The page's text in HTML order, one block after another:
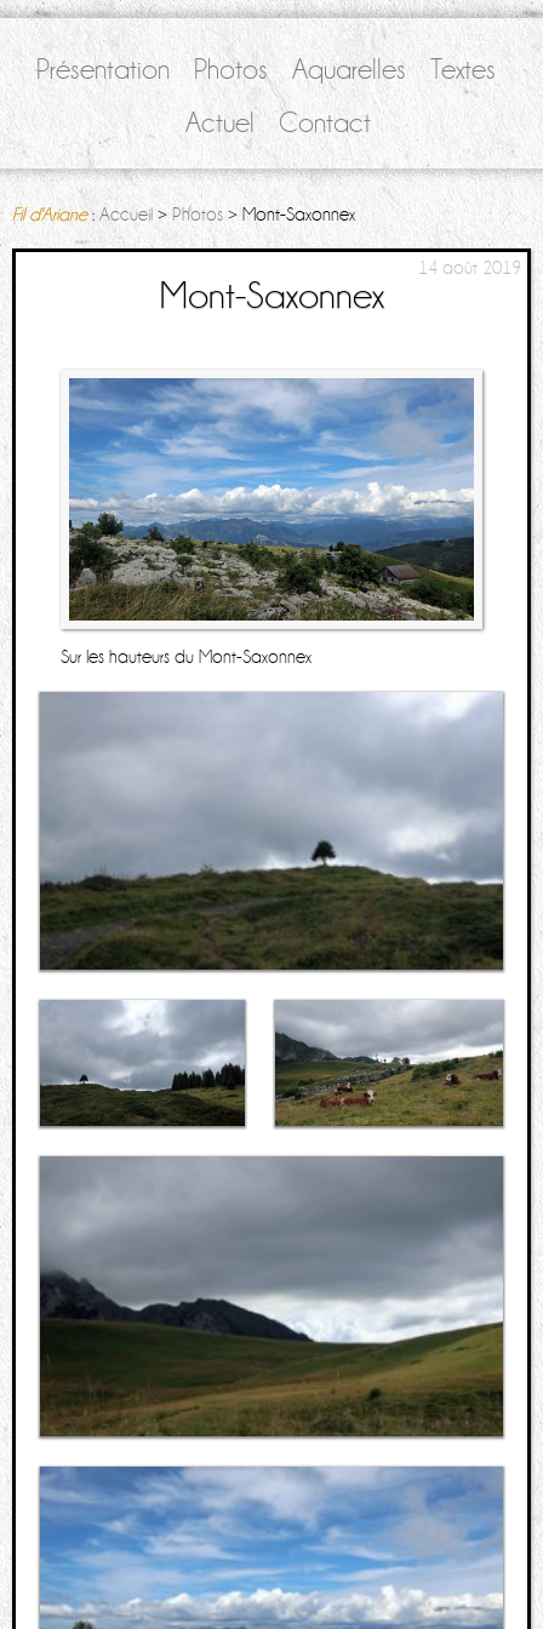
Présentation Photos Aquarelles
Textes
Actuel
Contact
Fil d'Ariane: Accueil> Photos > Mont-Saxonnex
Mont-Saxonnex
14 août 2019
Sur les hauteurs du Mont-Saxonnex